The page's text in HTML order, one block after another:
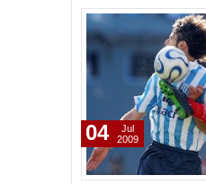
04
Jul
2009